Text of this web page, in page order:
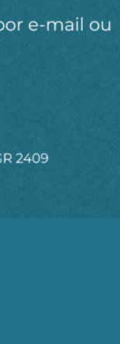
nacionalistas.
fruto do
os frutos do
é impedido
a maioria
de
pessoa é
E que as
e rentistas.
pois os
de ociosos
esquecendo-
de